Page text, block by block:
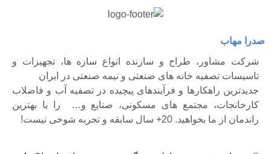
صدرا مهاب
شرکت مشاور، طراح و سازنده انواع سازه ها، تجهیزات و
تاسیسات تصفیه خانه های صنعتی و نیمه صنعتی در ایران
جدیدترین راهکارها و فرآیندهای پیچیده در تصفیه آب و فاضلاب
کارخانجات، مجتمع های مسکونی، صنایع و… را با بهترین
راندمان از ما بخواهید. 20+ سال سابقه و تجربه شوخی نیست!